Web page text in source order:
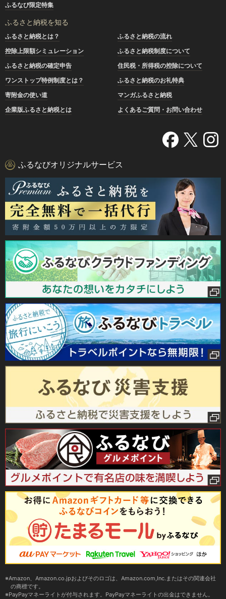
ふるなび限定特集
ふるさと納税を知る
ふるさと納税とは？
ふるさと納税の流れ
控除上限額シミュレーション
ふるさと納税制度について
ふるさと納税の確定申告
住民税・所得税の控除について
ワンストップ特例制度とは？
ふるさと納税のお礼特典
寄附金の使い道
マンガふるさと納税
企業版ふるさと納税とは
よくあるご質問・お問い合わせ
ふるなびオリジナルサービス
Amazon、Amazon.co.jpおよびそのロゴは、Amazon.com,Inc.またはその関連会社
の商標です。
PayPayマネーライトが付与されます。PayPayマネーライトの出金はできません。